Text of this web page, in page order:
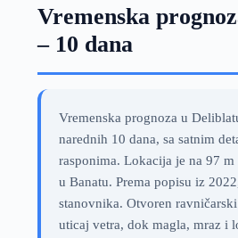
Vremenska
– 10 dana
Vremenska prognoza u
narednih 10 dana, sa satnim
rasponima. Lokacija je na 97
u Banatu. Prema popisu iz
stanovnika. Otvoren
uticaj vetra, dok magla, mraz i